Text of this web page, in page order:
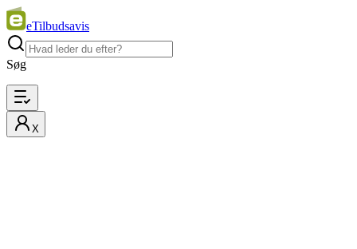
eTilbudsavis
Søg
X